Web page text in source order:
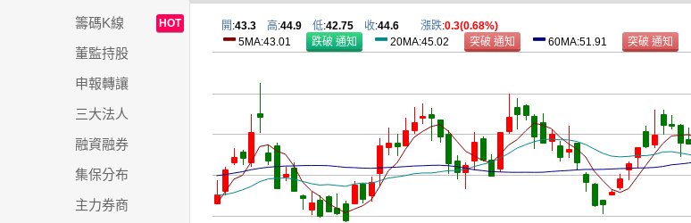
籌碼K線 HOT
董監持股
申報轉讓
三大法人
融資融券
集保分布
主力券商
開 :43.3 高:44.9 低:42.75 收:44.6 漲跌:0.3(0.68%)
5MA:43.01
20MA:45.02 60MA:51.91